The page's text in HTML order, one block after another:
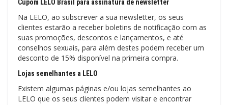
Cupom LELO Brasil para assinatura de newsletter
Na LELO, ao subscrever a sua newsletter, os seus
clientes estarão a receber boletins de notificação com as
suas promoções, descontos e lançamentos, e até
conselhos sexuais, para além destes podem receber um
desconto de 15% disponível na primeira compra.
Lojas semelhantes a LELO
Existem algumas páginas e/ou lojas semelhantes ao
LELO que os seus clientes podem visitar e encontrar